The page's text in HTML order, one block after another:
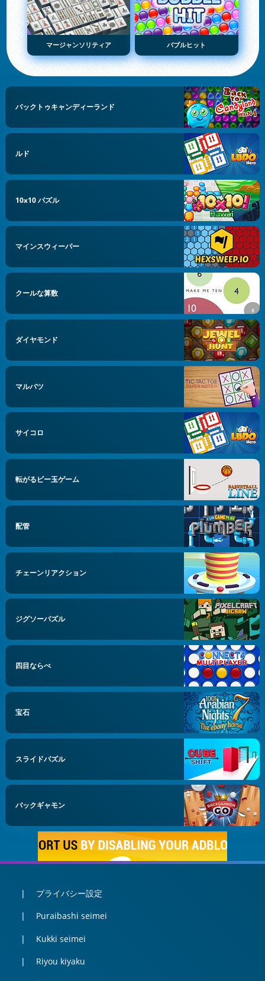
マージャンソリティア バブルヒット
バックトゥキャンディーランド
ルド
10x10 パズル
マインスウィーパー
クールな算数
ダイヤモンド
マルバツ
サイコロ
転がるビー玉ゲーム
配管
チェーンリアクション
ジグソーパズル
四目ならべ
宝石
スライドパズル
バックギャモン
プライバシー設定
Puraibashi seimei
Kukki seimei
Riyou kiyaku